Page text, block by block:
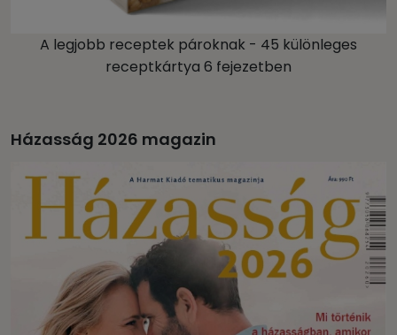
A legjobb receptek pároknak - 45 különleges
receptkártya 6 fejezetben
Házasság 2026 magazin